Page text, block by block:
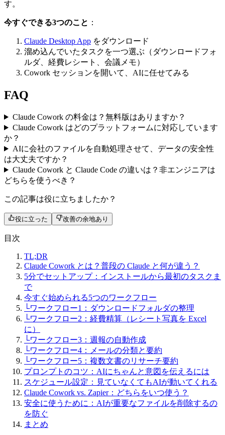
す。
今すぐできる3つのこと ：
Claude Desktop App をダウンロード
溜め込んでいたタスクを一つ選ぶ（ダウンロードフォ
ルダ、経費レシート、会議メモ）
Cowork セッションを開いて、AIに任せてみる
FAQ
Claude Cowork の料金は？無料版はありますか？
Claude Cowork はどのプラットフォームに対応しています
か？
AIに会社のファイルを自動処理させて、データの安全性
は大丈夫ですか？
Claude Cowork と Claude Code の違いは？非エンジニアは
どちらを使うべき？
この記事は役に立ちましたか？
役に立った 改善の余地あり
目次
TL;DR
Claude Cowork とは？普段の Claude と何が違う？
5分でセットアップ：インストールから最初のタスクま
で
今すぐ始められる5つのワークフロー
└ワークフロー1：ダウンロードフォルダの整理
└ワークフロー2：経費精算（レシート写真を Excel
に）
└ワークフロー3：週報の自動作成
└ワークフロー4：メールの分類と要約
└ワークフロー5：複数文書のリサーチ要約
プロンプトのコツ：AIにちゃんと意図を伝えるには
スケジュール設定：見ていなくてもAIが動いてくれる
Claude Cowork vs. Zapier：どちらをいつ使う？
安全に使うために：AIが重要なファイルを削除するの
を防ぐ
まとめ